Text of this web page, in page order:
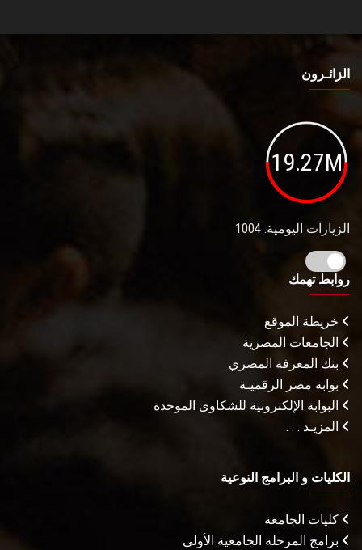
الزائـرون
19.27M
الزيارات اليومية: 1004
روابط تهمك
خريطة الموقع
الجامعات المصرية
بنك المعرفة المصري
بوابة مصر الرقميـة
البوابة الإلكترونية للشكاوى الموحدة
المزيـد . . .
الكليات و البرامج النوعية
كليات الجامعة
برامج المرحلة الجامعية الأولى